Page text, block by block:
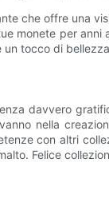
che offre una
monete per
tocco di
davvero
nella
con altri
Felice